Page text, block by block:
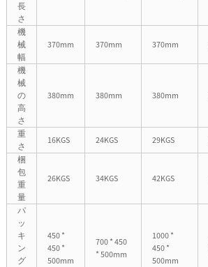
長
さ
機
械
幅
370mm 370mm 370mm
機
械
の
高
さ
380mm 380mm 380mm
重
さ
16KGS 24KGS 29KGS
梱
包
重
量
26KGS 34KGS 42KGS
パ
ッ
キ
ン
グ
450 *
450 *
500mm
700 * 450
* 500mm
1000 *
450 *
500mm